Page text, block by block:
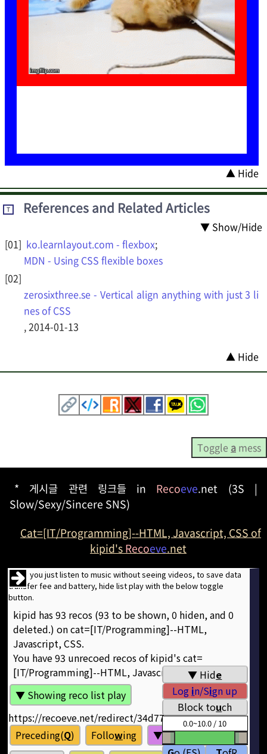
▲ Hide
T References and Related Articles
▼ Show/Hide
ko.learnlayout.com - flexbox;
MDN - Using CSS flexible boxes
zerosixthree.se - Vertical align anything with just 3 li
nes of CSS
, 2014-01-13
▲ Hide
Toggle a mess
* 게시글 관련 링크들 in Recoeve.net (3S |
Slow/Sexy/Sincere SNS)
Cat=[IT/Programming]--HTML, Javascript, CSS of
kipid'sRecoeve.net